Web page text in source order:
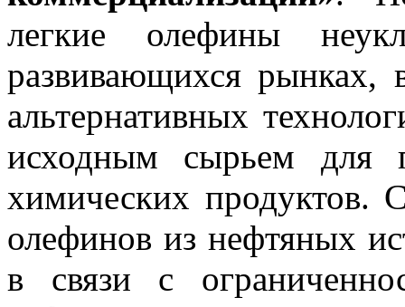
легкие олефины
развивающихся рынках,
альтернативных
исходным сырьем для
химических продуктов.
олефинов из нефтяных
в связи с